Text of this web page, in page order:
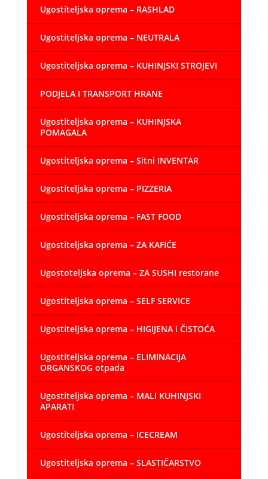
Ugostiteljska oprema – RASHLAD
Ugostiteljska oprema – NEUTRALA
Ugostiteljska oprema – KUHINJSKI STROJEVI
PODJELA I TRANSPORT HRANE
Ugostiteljska oprema – KUHINJSKA
POMAGALA
Ugostiteljska oprema – Sitni INVENTAR
Ugostiteljska oprema – PIZZERIA
Ugostiteljska oprema – FAST FOOD
Ugostiteljska oprema – ZA KAFIĆE
Ugostoteljska oprema – ZA SUSHI restorane
Ugostiteljska oprema – SELF SERVICE
Ugostiteljska oprema – HIGIJENA i ČISTOĆA
Ugostiteljska oprema – ELIMINACIJA
ORGANSKOG otpada
Ugostiteljska oprema – MALI KUHINJSKI
APARATI
Ugostiteljska oprema – ICECREAM
Ugostiteljska oprema – SLASTIČARSTVO